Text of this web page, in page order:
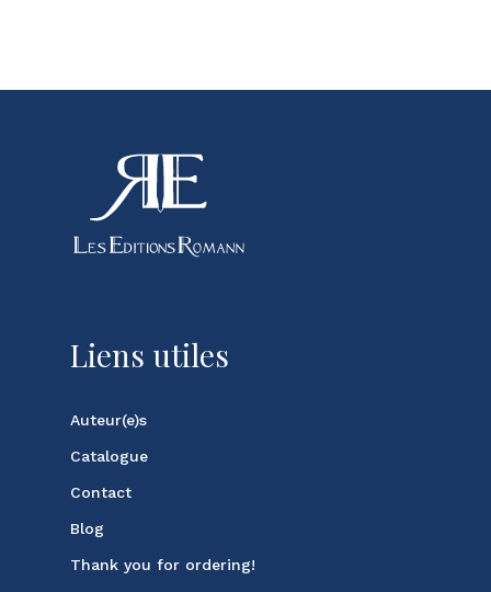
Liens utiles
Auteur(e)s
Catalogue
Contact
Blog
Thank you for ordering!